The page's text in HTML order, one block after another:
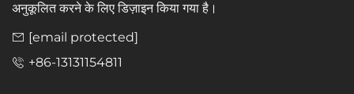
अनुकूलित करने के लिए डिज़ाइन किया गया है।
[email protected]
+86-13131154811